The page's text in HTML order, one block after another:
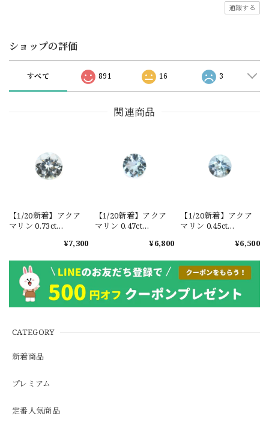
CATEGORY
新着商品
プレミアム
定番人気商品
通報する
ショップの評価
すべて 891 16 3
関連商品
【1/20新着】アクア
マリン 0.73ct
¥7,300
【1/20新着】アクア
マリン 0.47ct
¥6,800
【1/20新着】アクア
マリン 0.45ct
¥6,500